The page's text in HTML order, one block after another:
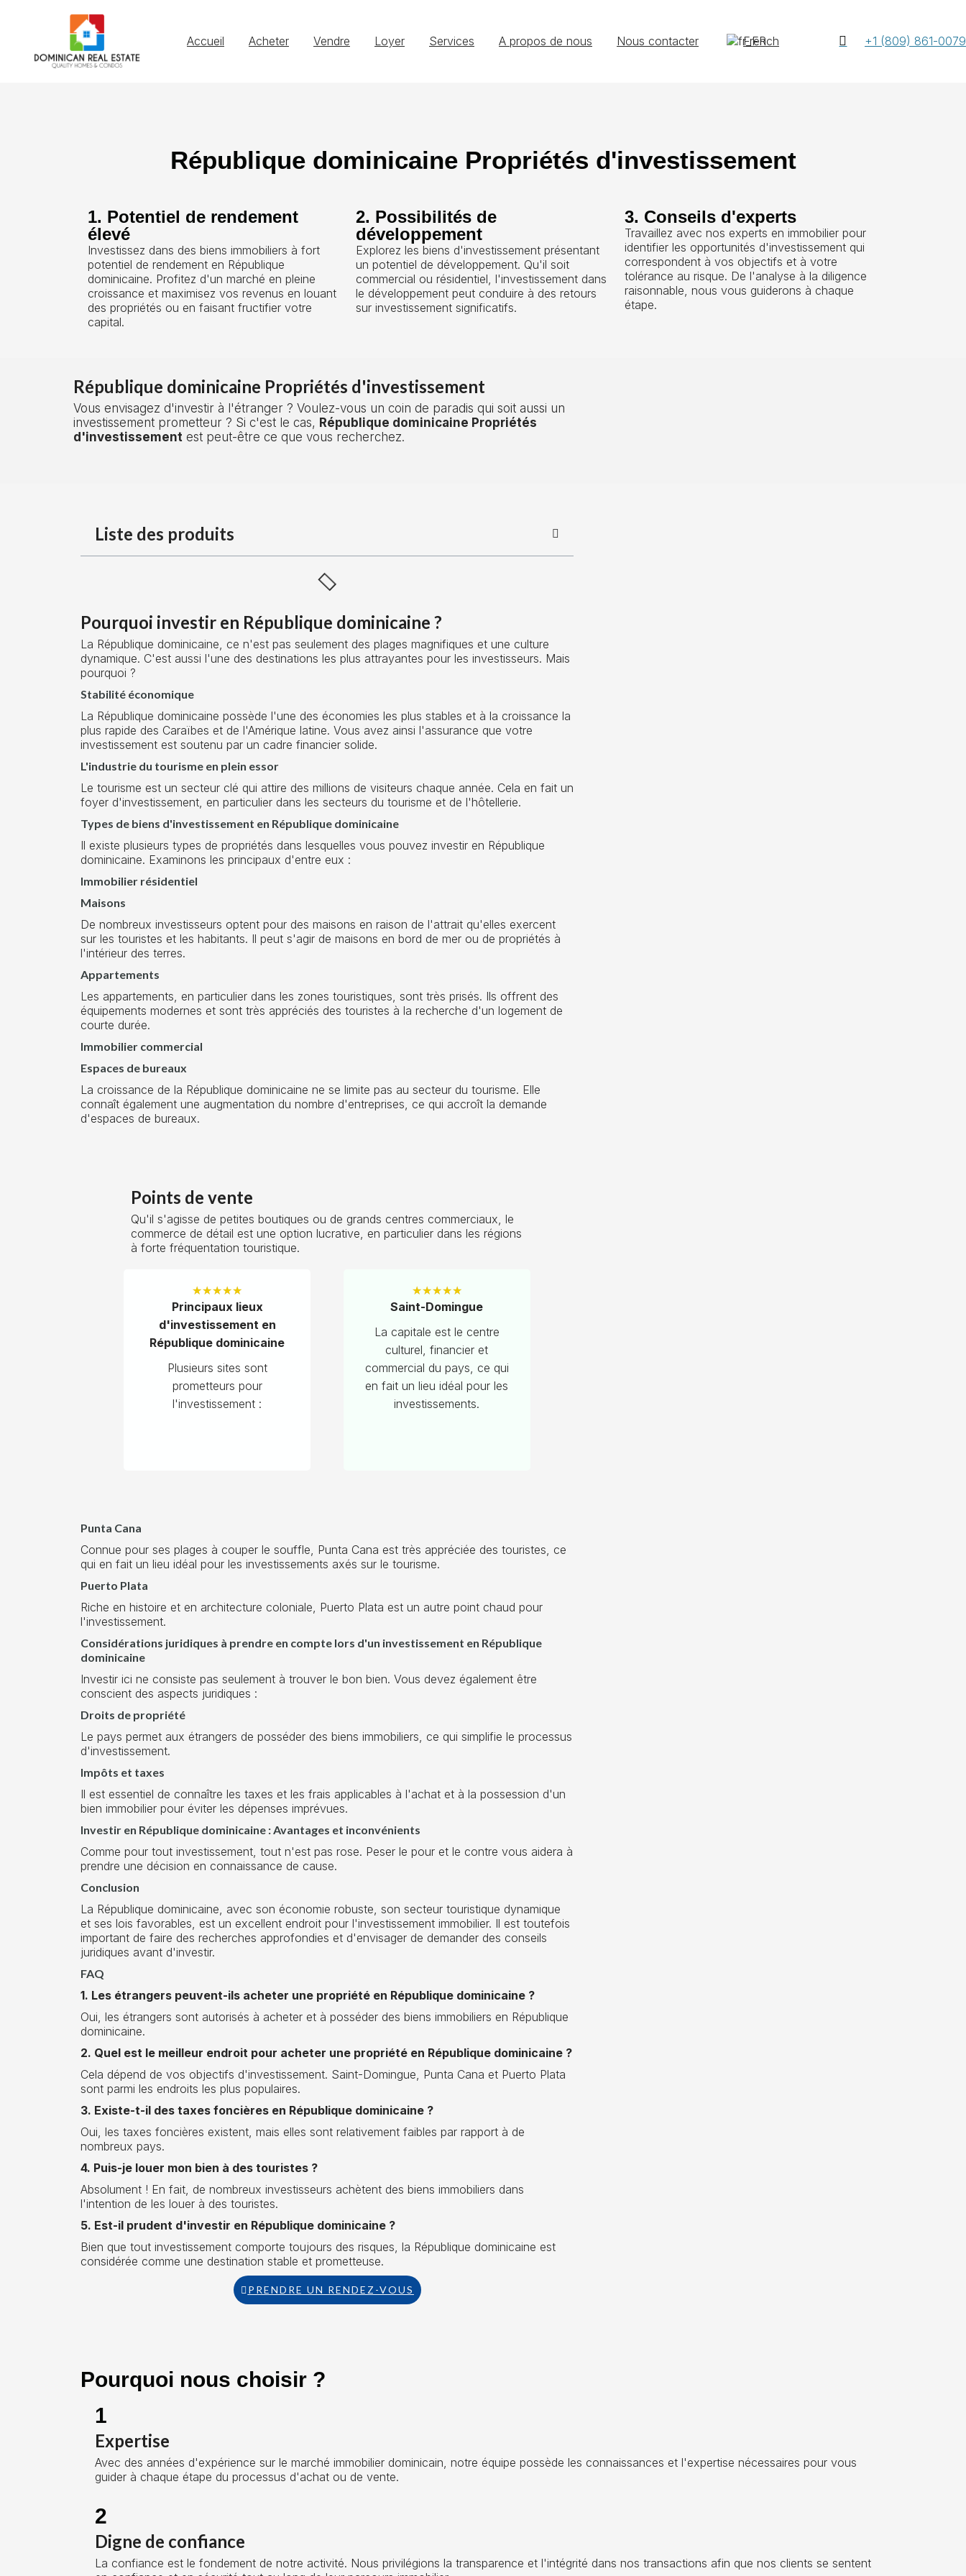
Accueil Acheter Vendre Loyer Services A propos de nous Nous contacter French +1 (809) 861-0079
République dominicaine Propriétés d'investissement
1. Potentiel de rendement
élevé
Investissez dans des biens immobiliers à fort
potentiel de rendement en République
dominicaine. Profitez d'un marché en pleine
croissance et maximisez vos revenus en louant
des propriétés ou en faisant fructifier votre
capital.
2. Possibilités de
développement
Explorez les biens d'investissement présentant
un potentiel de développement. Qu'il soit
commercial ou résidentiel, l'investissement dans
le développement peut conduire à des retours
sur investissement significatifs.
3. Conseils d'experts
Travaillez avec nos experts en immobilier pour
identifier les opportunités d'investissement qui
correspondent à vos objectifs et à votre
tolérance au risque. De l'analyse à la diligence
raisonnable, nous vous guiderons à chaque
étape.
République dominicaine Propriétés d'investissement
Vous envisagez d'investir à l'étranger ? Voulez-vous un coin de paradis qui soit aussi un
investissement prometteur ? Si c'est le cas, République dominicaine Propriétés
d'investissement est peut-être ce que vous recherchez.
Liste des produits
Pourquoi investir en République dominicaine ?
La République dominicaine, ce n'est pas seulement des plages magnifiques et une culture
dynamique. C'est aussi l'une des destinations les plus attrayantes pour les investisseurs. Mais
pourquoi ?
Stabilité économique
La République dominicaine possède l'une des économies les plus stables et à la croissance la
plus rapide des Caraïbes et de l'Amérique latine. Vous avez ainsi l'assurance que votre
investissement est soutenu par un cadre financier solide.
L'industrie du tourisme en plein essor
Le tourisme est un secteur clé qui attire des millions de visiteurs chaque année. Cela en fait un
foyer d'investissement, en particulier dans les secteurs du tourisme et de l'hôtellerie.
Types de biens d'investissement en République dominicaine
Il existe plusieurs types de propriétés dans lesquelles vous pouvez investir en République
dominicaine. Examinons les principaux d'entre eux :
Immobilier résidentiel
Maisons
De nombreux investisseurs optent pour des maisons en raison de l'attrait qu'elles exercent
sur les touristes et les habitants. Il peut s'agir de maisons en bord de mer ou de propriétés à
l'intérieur des terres.
Appartements
Les appartements, en particulier dans les zones touristiques, sont très prisés. Ils offrent des
équipements modernes et sont très appréciés des touristes à la recherche d'un logement de
courte durée.
Immobilier commercial
Espaces de bureaux
La croissance de la République dominicaine ne se limite pas au secteur du tourisme. Elle
connaît également une augmentation du nombre d'entreprises, ce qui accroît la demande
d'espaces de bureaux.
Points de vente
Qu'il s'agisse de petites boutiques ou de grands centres commerciaux, le
commerce de détail est une option lucrative, en particulier dans les régions
à forte fréquentation touristique.
★★★★★
Principaux lieux
d'investissement en
République dominicaine
Plusieurs sites sont
prometteurs pour
l'investissement :
★★★★★
Saint-Domingue
La capitale est le centre
culturel, financier et
commercial du pays, ce qui
en fait un lieu idéal pour les
investissements.
Punta Cana
Connue pour ses plages à couper le souffle, Punta Cana est très appréciée des touristes, ce
qui en fait un lieu idéal pour les investissements axés sur le tourisme.
Puerto Plata
Riche en histoire et en architecture coloniale, Puerto Plata est un autre point chaud pour
l'investissement.
Considérations juridiques à prendre en compte lors d'un investissement en République
dominicaine
Investir ici ne consiste pas seulement à trouver le bon bien. Vous devez également être
conscient des aspects juridiques :
Droits de propriété
Le pays permet aux étrangers de posséder des biens immobiliers, ce qui simplifie le processus
d'investissement.
Impôts et taxes
Il est essentiel de connaître les taxes et les frais applicables à l'achat et à la possession d'un
bien immobilier pour éviter les dépenses imprévues.
Investir en République dominicaine : Avantages et inconvénients
Comme pour tout investissement, tout n'est pas rose. Peser le pour et le contre vous aidera à
prendre une décision en connaissance de cause.
Conclusion
La République dominicaine, avec son économie robuste, son secteur touristique dynamique
et ses lois favorables, est un excellent endroit pour l'investissement immobilier. Il est toutefois
important de faire des recherches approfondies et d'envisager de demander des conseils
juridiques avant d'investir.
FAQ
1. Les étrangers peuvent-ils acheter une propriété en République dominicaine ?
Oui, les étrangers sont autorisés à acheter et à posséder des biens immobiliers en République
dominicaine.
2. Quel est le meilleur endroit pour acheter une propriété en République dominicaine ?
Cela dépend de vos objectifs d'investissement. Saint-Domingue, Punta Cana et Puerto Plata
sont parmi les endroits les plus populaires.
3. Existe-t-il des taxes foncières en République dominicaine ?
Oui, les taxes foncières existent, mais elles sont relativement faibles par rapport à de
nombreux pays.
4. Puis-je louer mon bien à des touristes ?
Absolument ! En fait, de nombreux investisseurs achètent des biens immobiliers dans
l'intention de les louer à des touristes.
5. Est-il prudent d'investir en République dominicaine ?
Bien que tout investissement comporte toujours des risques, la République dominicaine est
considérée comme une destination stable et prometteuse.
PRENDRE UN RENDEZ-VOUS
Pourquoi nous choisir ?
1
Expertise
Avec des années d'expérience sur le marché immobilier dominicain, notre équipe possède les connaissances et l'expertise nécessaires pour vous
guider à chaque étape du processus d'achat ou de vente.
2
Digne de confiance
La confiance est le fondement de notre activité. Nous privilégions la transparence et l'intégrité dans nos transactions afin que nos clients se sentent